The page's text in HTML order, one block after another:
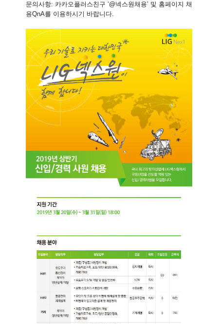
문의사항: 카카오플러스친구 ‘@넥스원채용’ 및 홈페이지 채
용QnA를 이용하시기 바랍니다.